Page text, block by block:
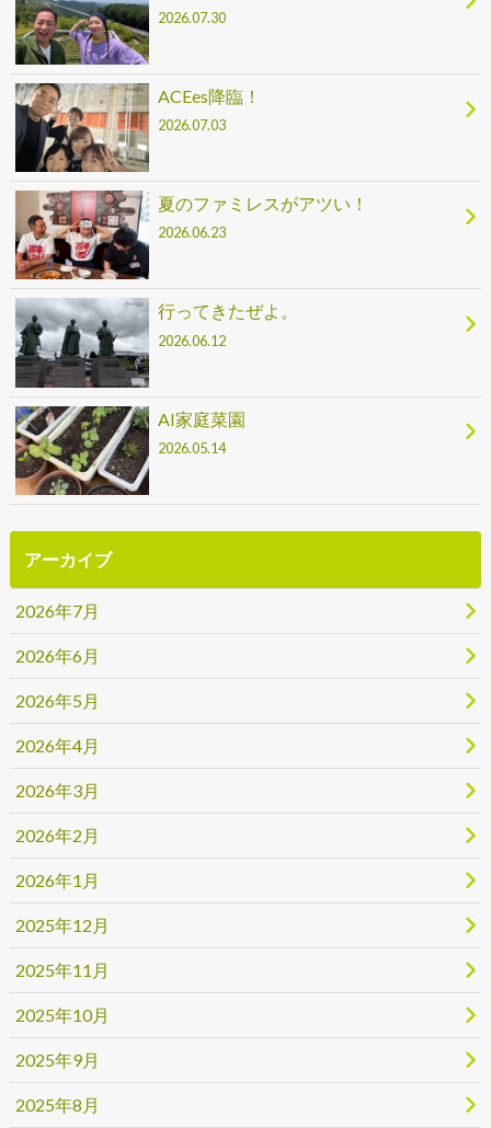
2026.07.30
ACEes降臨！
2026.07.03
夏のファミレスがアツい！
2026.06.23
行ってきたぜよ。
2026.06.12
AI家庭菜園
2026.05.14
アーカイブ
2026年7月
2026年6月
2026年5月
2026年4月
2026年3月
2026年2月
2026年1月
2025年12月
2025年11月
2025年10月
2025年9月
2025年8月